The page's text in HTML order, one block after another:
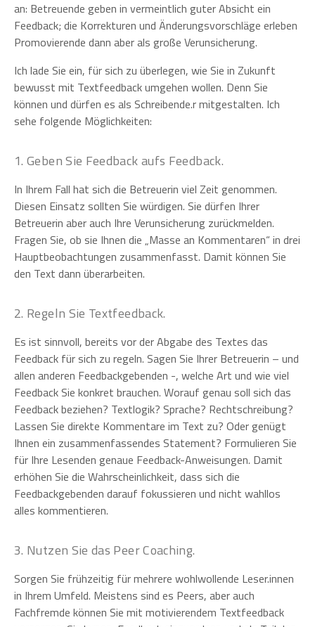
an: Betreuende geben in vermeintlich guter Absicht ein
Feedback; die Korrekturen und Änderungsvorschläge erleben
Promovierende dann aber als große Verunsicherung.
Ich lade Sie ein, für sich zu überlegen, wie Sie in Zukunft
bewusst mit Textfeedback umgehen wollen. Denn Sie
können und dürfen es als Schreibende.r mitgestalten. Ich
sehe folgende Möglichkeiten:
1. Geben Sie Feedback aufs Feedback.
In Ihrem Fall hat sich die Betreuerin viel Zeit genommen.
Diesen Einsatz sollten Sie würdigen. Sie dürfen Ihrer
Betreuerin aber auch Ihre Verunsicherung zurückmelden.
Fragen Sie, ob sie Ihnen die „Masse an Kommentaren“ in drei
Hauptbeobachtungen zusammenfasst. Damit können Sie
den Text dann überarbeiten.
2. Regeln Sie Textfeedback.
Es ist sinnvoll, bereits vor der Abgabe des Textes das
Feedback für sich zu regeln. Sagen Sie Ihrer Betreuerin – und
allen anderen Feedbackgebenden -, welche Art und wie viel
Feedback Sie konkret brauchen. Worauf genau soll sich das
Feedback beziehen? Textlogik? Sprache? Rechtschreibung?
Lassen Sie direkte Kommentare im Text zu? Oder genügt
Ihnen ein zusammenfassendes Statement? Formulieren Sie
für Ihre Lesenden genaue Feedback-Anweisungen. Damit
erhöhen Sie die Wahrscheinlichkeit, dass sich die
Feedbackgebenden darauf fokussieren und nicht wahllos
alles kommentieren.
3. Nutzen Sie das Peer Coaching.
Sorgen Sie frühzeitig für mehrere wohlwollende Leser.innen
in Ihrem Umfeld. Meistens sind es Peers, aber auch
Fachfremde können Sie mit motivierendem Textfeedback